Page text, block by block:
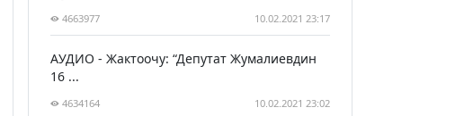
4663977 10.02.2021 23:17
АУДИО - Жактоочу: “Депутат Жумалиевдин
16 ...
4634164 10.02.2021 23:02